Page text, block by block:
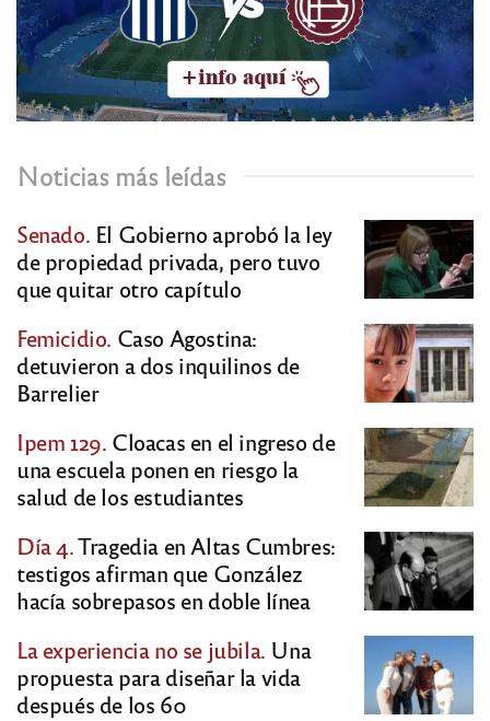
Noticias más leídas
Senado. El Gobierno aprobó la ley
de propiedad privada, pero tuvo
que quitar otro capítulo
Femicidio. Caso Agostina:
detuvieron a dos inquilinos de
Barrelier
Ipem 129. Cloacas en el ingreso de
una escuela ponen en riesgo la
salud de los estudiantes
Día 4.Tragedia en Altas Cumbres:
testigos afirman que González
hacía sobrepasos en doble línea
La experiencia no se jubila. Una
propuesta para diseñar la vida
después de los 60